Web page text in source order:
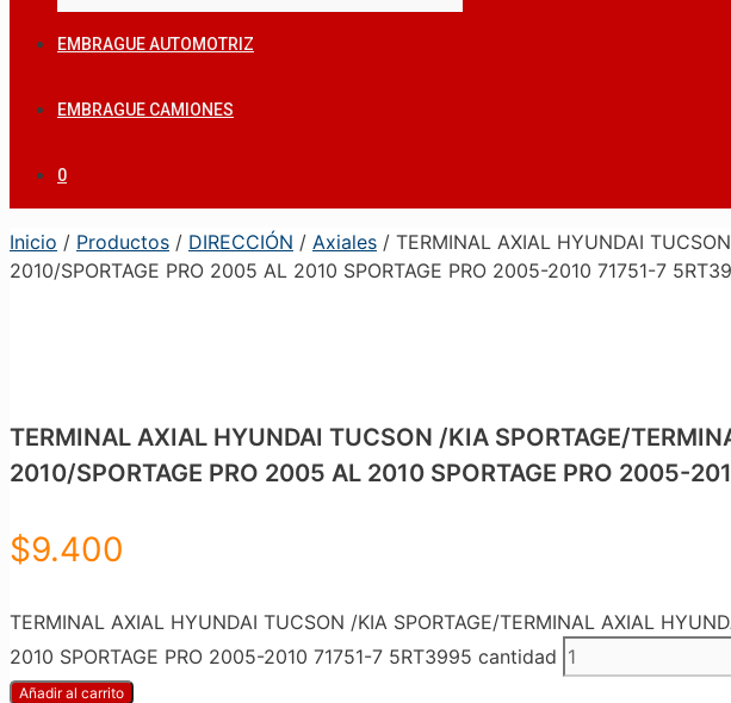
EMBRAGUE AUTOMOTRIZ
EMBRAGUE CAMIONES
0
Inicio / Productos / DIRECCIÓN / Axiales / TERMINAL AXIAL HYUNDAI
2010/SPORTAGE PRO 2005 AL 2010 SPORTAGE PRO 2005-2010 71751-7
TERMINAL AXIAL HYUNDAI TUCSON /KIA SPORTAGE/
2010/SPORTAGE PRO 2005 AL 2010 SPORTAGE PRO 2005-
$9.400
TERMINAL AXIAL HYUNDAI TUCSON /KIA SPORTAGE/TERMINAL AXIAL
2010 SPORTAGE PRO 2005-2010 71751-7 5RT3995 cantidad
Añadir al carrito